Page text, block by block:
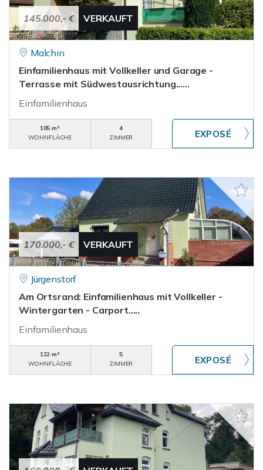
145.000,- € VERKAUFT
Malchin
Einfamilienhaus mit Vollkeller und Garage -
Terrasse mit Südwestausrichtung......
Einfamilienhaus
105 m²
WOHNFLÄCHE
4
ZIMMER
170.000,- € VERKAUFT
Jürgenstorf
Am Ortsrand: Einfamilienhaus mit Vollkeller -
Wintergarten - Carport.....
Einfamilienhaus
122 m²
WOHNFLÄCHE
5
ZIMMER